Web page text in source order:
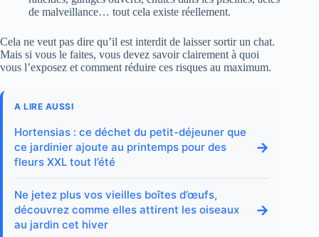
de malveillance… tout cela existe réellement.
Cela ne veut pas dire qu’il est interdit de laisser sortir un chat.
Mais si vous le faites, vous devez savoir clairement à quoi
vous l’exposez et comment réduire ces risques au maximum.
A LIRE AUSSI
Hortensias : ce déchet du petit-déjeuner que
ce jardinier ajoute au printemps pour des
fleurs XXL tout l’été
→
Ne jetez plus vos vieilles boîtes d’œufs,
découvrez comme elles attirent les oiseaux
au jardin cet hiver
→